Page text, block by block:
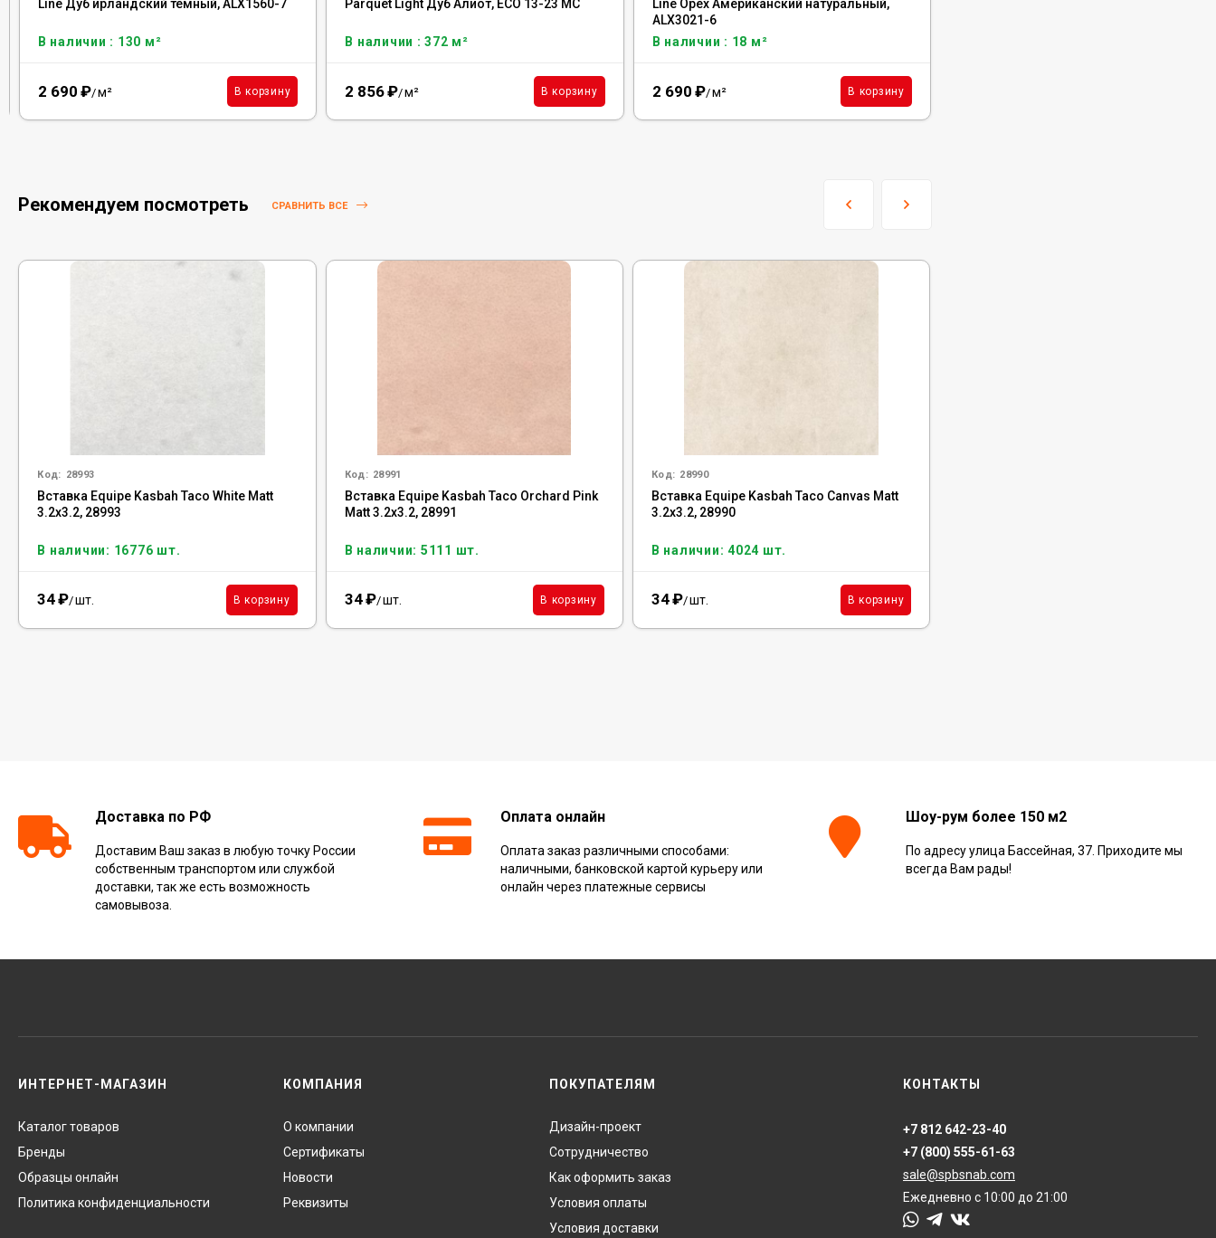
Line Дуб ирландский темный, ALX1560-7
В наличии : 130 м²
2 690 ₽/м² В корзину
Parquet Light Дуб Алиот, ЕСО 13-23 MC
В наличии : 372 м²
2 856₽/м² В корзину
Line Орех Американский натуральный,
ALX3021-6
В наличии : 18 м²
2 690 ₽/м² В корзину
Рекомендуем посмотреть СРАВНИТЬ ВСЕ
Код: 28993
Вставка Equipe Kasbah Taco White Matt
3.2x3.2, 28993
В наличии: 16776 шт.
34₽/шт. В корзину
Код: 28991
Вставка Equipe Kasbah Taco Orchard Pink
Matt 3.2x3.2, 28991
В наличии: 5111 шт.
34₽/шт. В корзину
Код: 28990
Вставка Equipe Kasbah Taco Canvas Matt
3.2x3.2, 28990
В наличии: 4024 шт.
34₽/шт. В корзину
Доставка по РФ
Доставим Ваш заказ в любую точку России
собственным транспортом или службой
доставки, так же есть возможность
самовывоза.
Оплата онлайн
Оплата заказ различными способами:
наличными, банковской картой курьеру или
онлайн через платежные сервисы
Шоу-рум более 150 м2
По адресу улица Бассейная, 37. Приходите мы
всегда Вам рады!
ИНТЕРНЕТ-МАГАЗИН
Каталог товаров
Бренды
Образцы онлайн
Политика конфиденциальности
КОМПАНИЯ
О компании
Сертификаты
Новости
Реквизиты
ПОКУПАТЕЛЯМ
Дизайн-проект
Сотрудничество
Как оформить заказ
Условия оплаты
Условия доставки
КОНТАКТЫ
+7 812 642-23-40
+7 (800) 555-61-63
sale@spbsnab.com
Ежедневно с 10:00 до 21:00